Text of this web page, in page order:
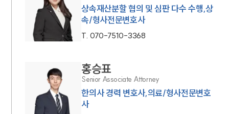
상속재산분할 협의 및 심판 다수 수행,상
속/형사전문변호사
T. 070-7510-3368
홍승표
Senior Associate Attorney
한의사 경력 변호사,의료/형사전문변호
사